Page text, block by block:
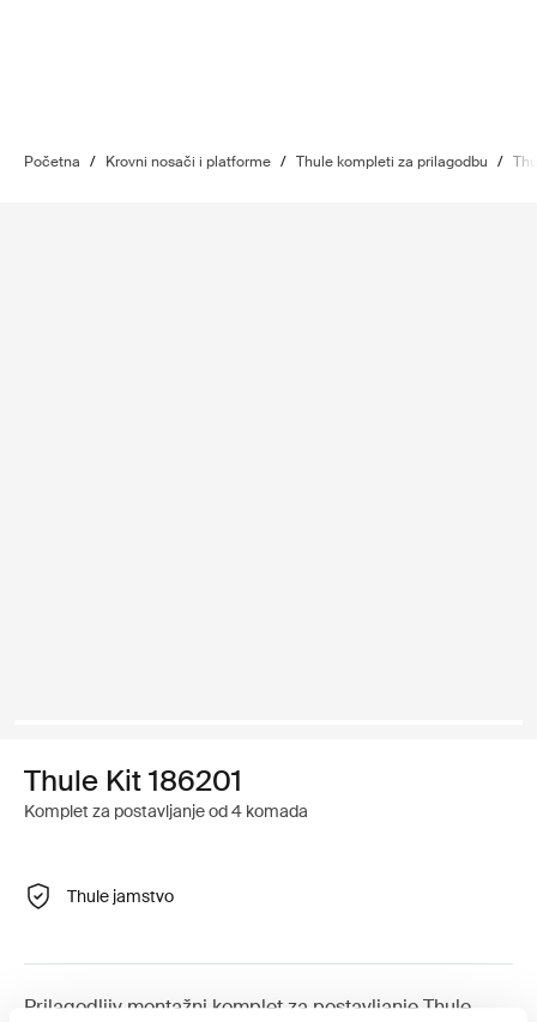
Početna / Krovni nosači i platforme / Thule kompleti za prilagodbu /
Thule Kit 186201
Komplet za postavljanje od 4 komada
Thule jamstvo
Prilagodljiv montažni komplet za postavljanje Thule